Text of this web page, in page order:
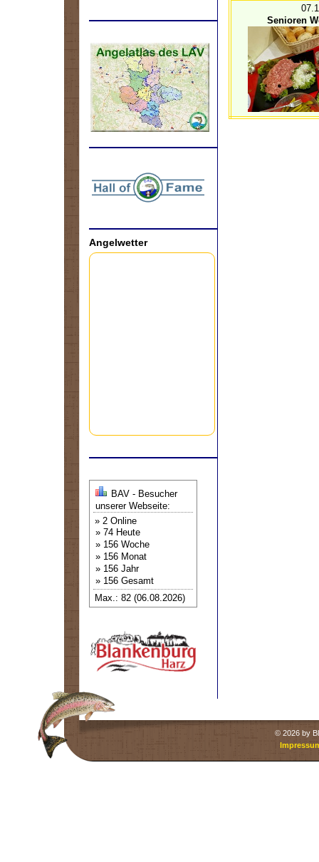
Angelwetter
BAV - Besucher
unserer Webseite:
» 2 Online
» 74 Heute
» 156 Woche
» 156 Monat
» 156 Jahr
» 156 Gesamt
Max.: 82 (06.08.2026)
Senioren
© 2026 by